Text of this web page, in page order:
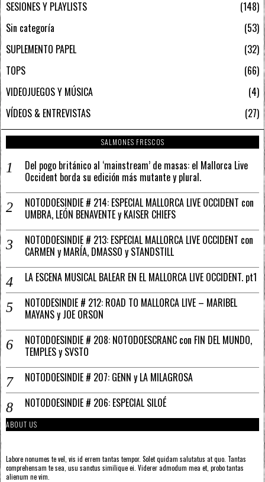
SESIONES Y PLAYLISTS
148
Sin categoría
53
SUPLEMENTO PAPEL
32
TOPS
66
VIDEOJUEGOS Y MÚSICA
4
VÍDEOS & ENTREVISTAS
27
SALMONES FRESCOS
Del pogo británico al ‘mainstream’ de masas: el Mallorca Live
Occident borda su edición más mutante y plural.
NOTODOESINDIE # 214: ESPECIAL MALLORCA LIVE OCCIDENT con
UMBRA, LEÓN BENAVENTE y KAISER CHIEFS
NOTODOESINDIE # 213: ESPECIAL MALLORCA LIVE OCCIDENT con
CARMEN y MARÍA, DMASSO y STANDSTILL
LA ESCENA MUSICAL BALEAR EN EL MALLORCA LIVE OCCIDENT. pt1
NOTODESINDIE # 212: ROAD TO MALLORCA LIVE – MARIBEL
MAYANS y JOE ORSON
NOTODOESINDIE # 208: NOTODOESCRANC con FIN DEL MUNDO,
TEMPLES y SVSTO
NOTODOESINDIE # 207: GENN y LA MILAGROSA
NOTODOESINDIE # 206: ESPECIAL SILOÉ
ABOUT US
Labore nonumes te vel, vis id errem tantas tempor. Solet quidam salutatus at quo. Tantas
comprehensam te sea, usu sanctus similique ei. Viderer admodum mea et, probo tantas
alienum ne vim.